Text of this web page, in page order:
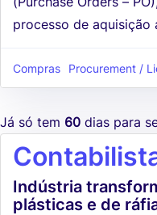
processo de aquisição
Compras Procurement /
Já só tem 60 dias para
Indústria
plásticas e de